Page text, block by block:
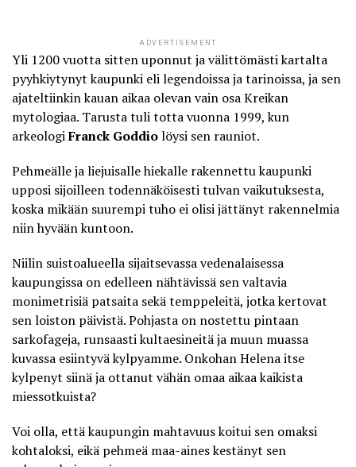
ADVERTISEMENT
Yli 1200 vuotta sitten uponnut ja välittömästi kartalta
pyyhkiytynyt kaupunki eli legendoissa ja tarinoissa, ja sen
ajateltiinkin kauan aikaa olevan vain osa Kreikan
mytologiaa. Tarusta tuli totta vuonna 1999, kun
arkeologiFranck Goddiolöysi sen rauniot.
Pehmeälle ja liejuisalle hiekalle rakennettu kaupunki
upposi sijoilleen todennäköisesti tulvan vaikutuksesta,
koska mikään suurempi tuho ei olisi jättänyt rakennelmia
niin hyvään kuntoon.
Niilin suistoalueella sijaitsevassa vedenalaisessa
kaupungissa on edelleen nähtävissä sen valtavia
monimetrisiä patsaita sekä temppeleitä, jotka kertovat
sen loiston päivistä. Pohjasta on nostettu pintaan
sarkofageja, runsaasti kultaesineitä ja muun muassa
kuvassa esiintyvä kylpyamme. Onkohan Helena itse
kylpenyt siinä ja ottanut vähän omaa aikaa kaikista
miessotkuista?
Voi olla, että kaupungin mahtavuus koitui sen omaksi
kohtaloksi, eikä pehmeä maa-aines kestänyt sen